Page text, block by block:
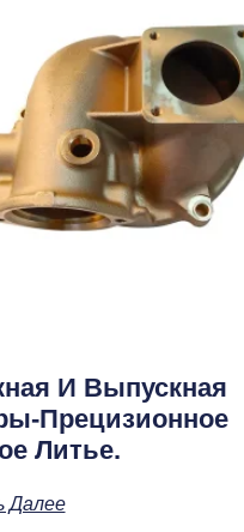
И Выпускная
Прецизионное
Литье.
Далее